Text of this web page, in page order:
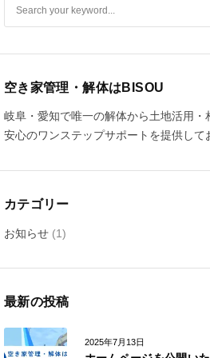
空き家管理・解体はBISOU
岐阜・愛知で唯一の解体から土地活用・
安心のワンステップサポートを提供して
カテゴリー
お知らせ(1)
最新の投稿
2025年7月13日